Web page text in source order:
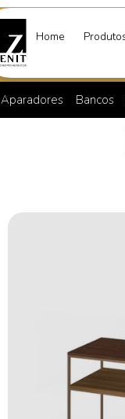
Home
Aparadores Bancos